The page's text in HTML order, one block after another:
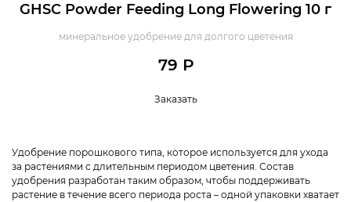
GHSC Powder Feeding Long Flowering 10 г
минеральное удобрение для долгого цветения
79 Р
Заказать
Удобрение порошкового типа, которое используется для ухода
за растениями с длительным периодом цветения. Состав
удобрения разработан таким образом, чтобы поддерживать
растение в течение всего периода роста – одной упаковки хватает